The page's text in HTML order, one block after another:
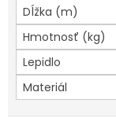
Dĺžka (m)
Hmotnosť (kg)
Lepidlo
Materiál